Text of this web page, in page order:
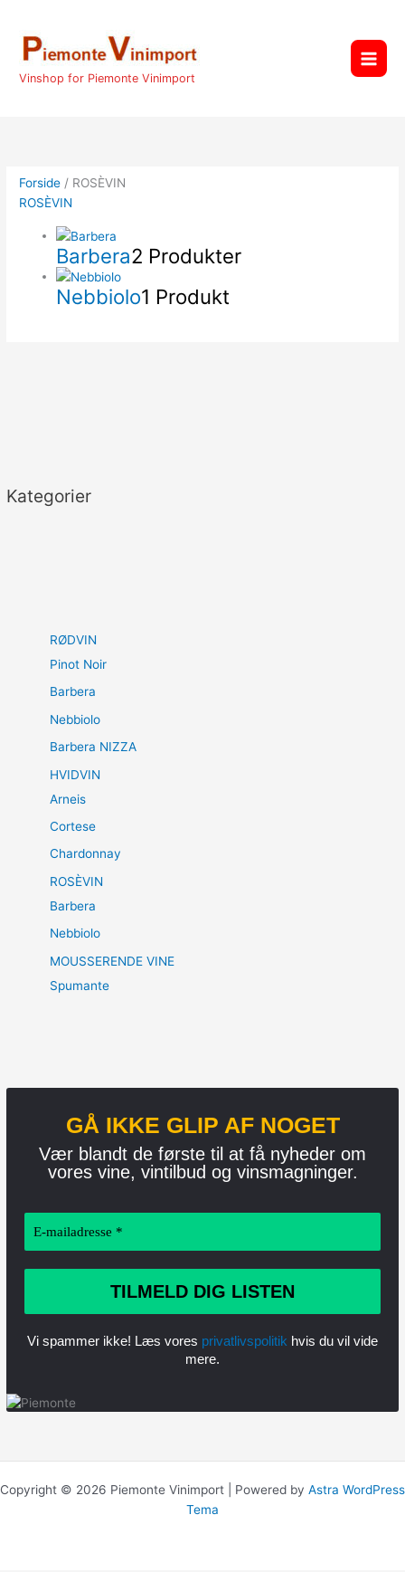
indholdet
Vinshop for Piemonte Vinimport
Kategorier
RØDVIN
Pinot Noir
Barbera
Nebbiolo
Barbera NIZZA
HVIDVIN
Arneis
Cortese
Chardonnay
ROSÈVIN
Barbera
Nebbiolo
MOUSSERENDE VINE
Spumante
GÅ IKKE GLIP AF NOGET
Vær blandt de første til at få nyheder om
vores vine, vintilbud og vinsmagninger.
Vi spammer ikke! Læs vores privatlivspolitik hvis du vil vide
mere.
Forside / ROSÈVIN
ROSÈVIN
Barbera2 Produkter
Nebbiolo1 Produkt
Copyright © 2026 Piemonte Vinimport | Powered by Astra WordPress
Tema